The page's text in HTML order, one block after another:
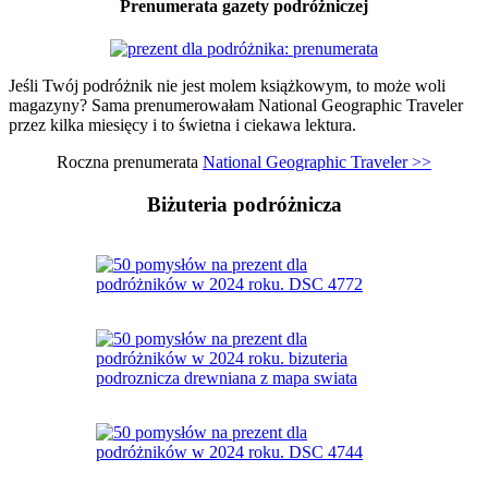
Prenumerata gazety podróżniczej
Jeśli Twój podróżnik nie jest molem książkowym, to może woli
magazyny? Sama prenumerowałam National Geographic Traveler
przez kilka miesięcy i to świetna i ciekawa lektura.
Roczna prenumerata National Geographic Traveler >>
Biżuteria podróżnicza